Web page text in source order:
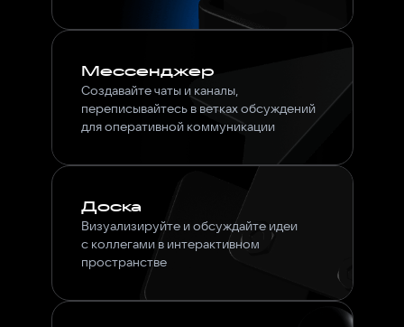
Мессенджер
Создавайте чаты и каналы,
переписывайтесь в ветках обсуждений
для оперативной коммуникации
Доска
Визуализируйте и обсуждайте идеи
с коллегами в интерактивном
пространстве